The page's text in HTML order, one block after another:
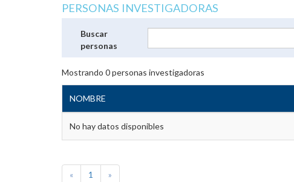
PERSONAS INVESTIGADORAS
Buscar
personas
Mostrando 0personas investigadoras
NOMBRE
No hay datos disponibles
« 1 »